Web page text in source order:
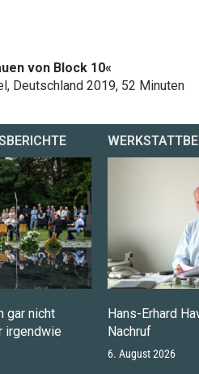
von Block 10«
Deutschland 2019, 52 Minuten
gar nicht
irgendwie
Hans-Erhard
Nachruf
6. August 2026